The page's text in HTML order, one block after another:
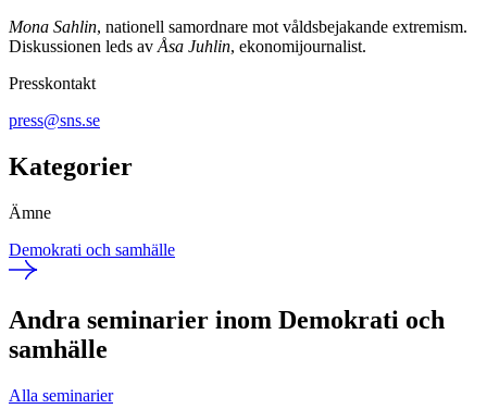
Mona Sahlin, nationell samordnare mot våldsbejakande extremism.
Diskussionen leds av Åsa Juhlin, ekonomijournalist.
Presskontakt
press@sns.se
Kategorier
Ämne
Demokrati och samhälle
Andra seminarier inom Demokrati och
samhälle
Alla seminarier